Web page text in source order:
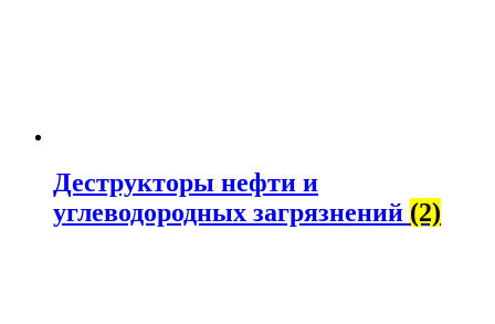
Деструкторы нефти и
углеводородных загрязнений (2)